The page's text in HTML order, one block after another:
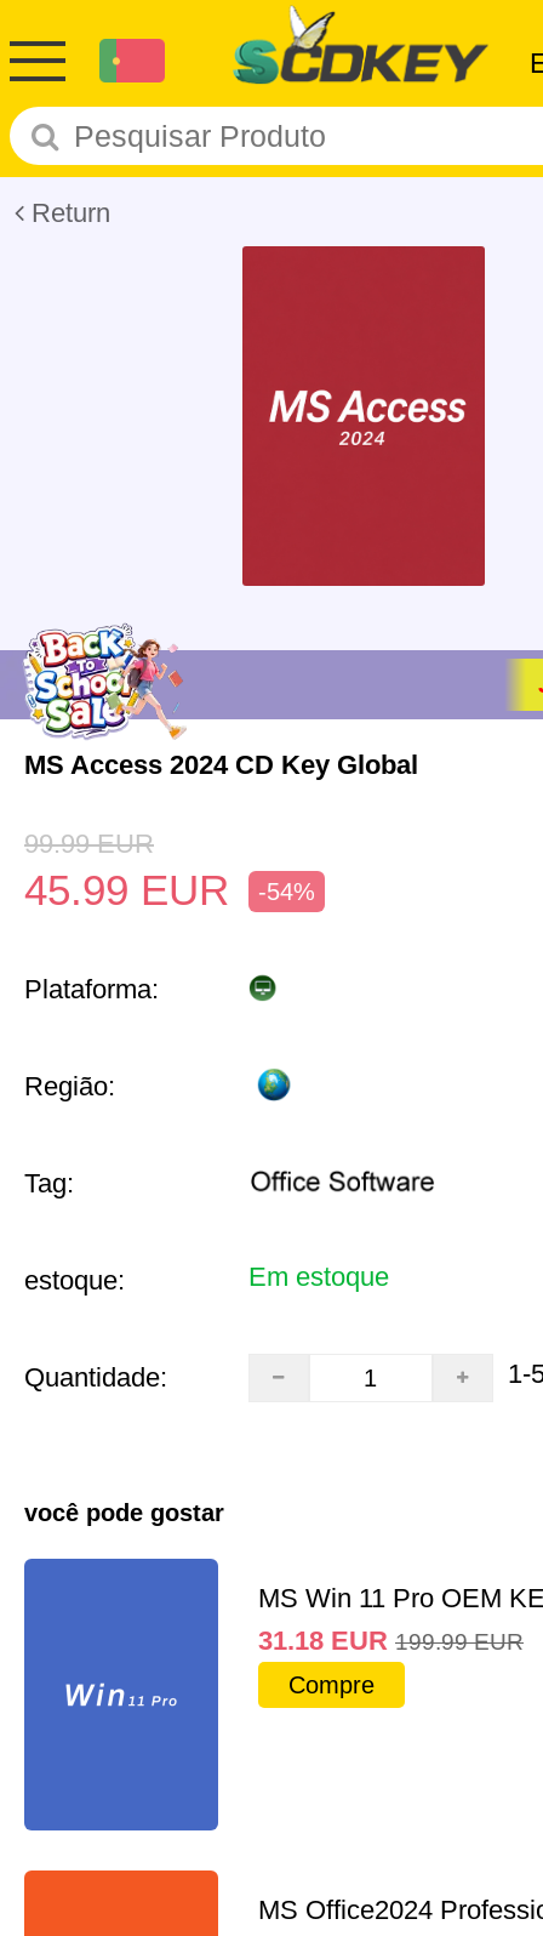
Return
MS Access 2024 CD Key Global
99.99 EUR
45.99 EUR -54%
Plataforma:
Região:
Tag:
estoque: Em estoque
Quantidade: 1-
você pode gostar
MS Win 11 Pro OEM
31.18 EUR 199.99 EUR
Compre
MS Office2024